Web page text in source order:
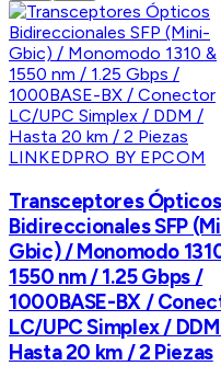
LINKEDPRO BY EPCOM
Transceptores Ópticos
Bidireccionales SFP
Gbic) / Monomodo
1550 nm / 1.25 Gbps /
1000BASE-BX /
LC/UPC Simplex /
Hasta 20 km / 2 Piezas